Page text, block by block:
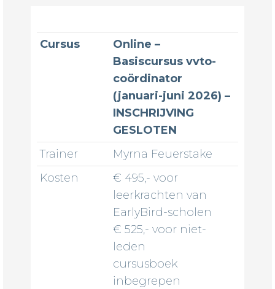
Cursus
Online –
Basiscursus vvto-
coördinator
(januari-juni 2026) –
INSCHRIJVING
GESLOTEN
Trainer
Myrna Feuerstake
Kosten
€ 495,- voor
leerkrachten van
EarlyBird-scholen
€ 525,- voor niet-
leden
cursusboek
inbegrepen